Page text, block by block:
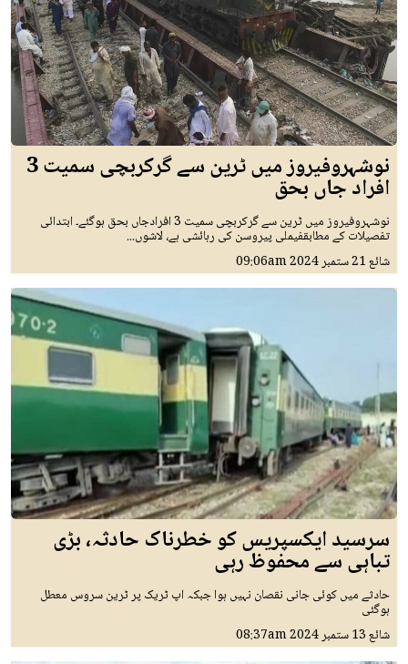
نوشہروفیروز میں ٹرین سے گرکربچی سمیت 3
افراد جاں بحق
نوشہروفیروز میں ٹرین سے گرکربچی سمیت 3 افرادجاں بحق ہوگئے۔ ابتدائی
تفصیلات کے مطابقفیملی پیروسن کی رہائشی ہے، لاشوں...
شائع21 ستمبر 2024 09:06am
سرسید ایکسپریس کو خطرناک حادثہ، بڑی
تباہی سے محفوظ رہی
حادثے میں کوئی جانی نقصان نہیں ہوا جبکہ اپ ٹریک پر ٹرین سروس معطل
ہوگئی
شائع13 ستمبر 2024 08:37am